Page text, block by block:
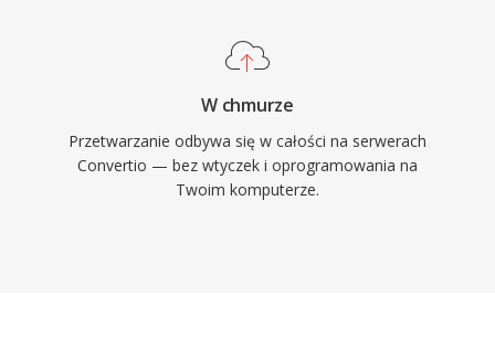
W chmurze
Przetwarzanie odbywa się w całości na serwerach
Convertio — bez wtyczek i oprogramowania na
Twoim komputerze.